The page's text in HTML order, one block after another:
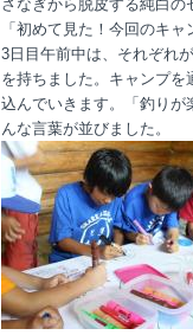
さなぎから脱皮する純白の
「初めて見た！今回のキ
3日目午前中は、それぞれ
を持ちました。キャンプを
込んでいきます。「釣りが
んな言葉が並びました。